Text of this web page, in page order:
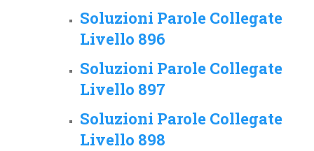
Soluzioni Parole Collegate
Livello 896
Soluzioni Parole Collegate
Livello 897
Soluzioni Parole Collegate
Livello 898